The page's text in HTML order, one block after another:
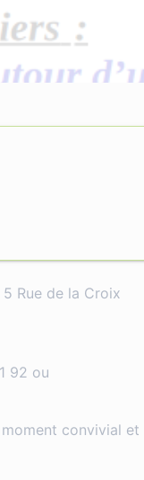
Rue de la Croix
92 ou
convivial et